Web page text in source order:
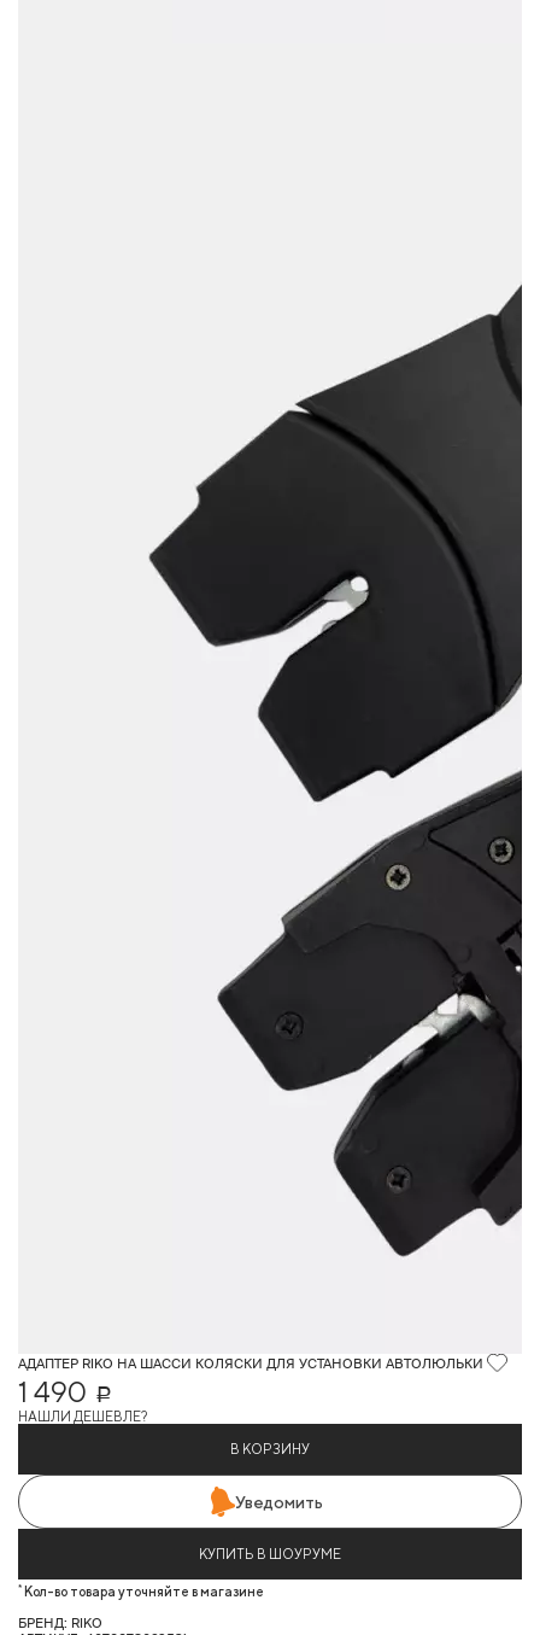
АДАПТЕР RIKO НА ШАССИ КОЛЯСКИ ДЛЯ УСТАНОВКИ АВТОЛЮЛЬКИ
1 490
Р
НАШЛИ ДЕШЕВЛЕ?
В КОРЗИНУ
Уведомить
КУПИТЬ В ШОУРУМЕ
* Кол-во товара уточняйте в магазине
БРЕНД: RIKO